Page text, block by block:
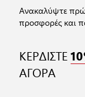
Ανακαλύψτε
προσφορές και
ΚΕΡΔΙΣΤΕ
ΑΓΟΡΑ